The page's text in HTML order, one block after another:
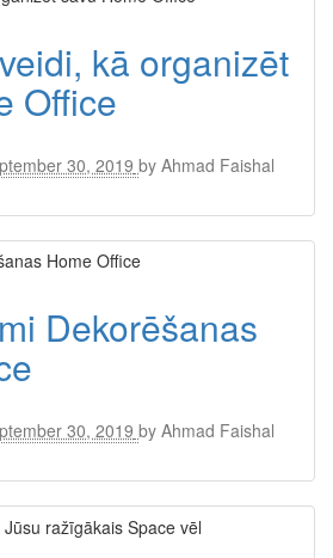
kā organizēt
Office
30, 2019 by Ahmad Faishal
Dekorēšanas
30, 2019 by Ahmad Faishal